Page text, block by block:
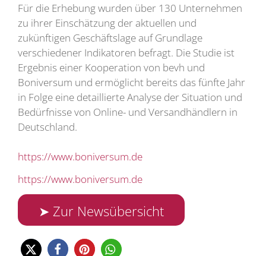
Für die Erhebung wurden über 130 Unternehmen
zu ihrer Einschätzung der aktuellen und
zukünftigen Geschäftslage auf Grundlage
verschiedener Indikatoren befragt. Die Studie ist
Ergebnis einer Kooperation von bevh und
Boniversum und ermöglicht bereits das fünfte Jahr
in Folge eine detaillierte Analyse der Situation und
Bedürfnisse von Online- und Versandhändlern in
Deutschland.
https://www.boniversum.de
https://www.boniversum.de
➤ Zur Newsübersicht